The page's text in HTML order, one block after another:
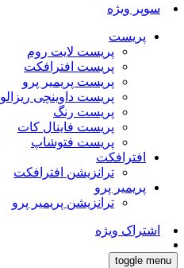
سوپر ویژه
پریست
پریست لایت روم
پریست افترافکت
پریست پریمیر پرو
پریست داوینچی ریزالو
پریست رنگ
پریست فاینال کات
پریست فتوشاپ
افترافکت
ترانزیشن افترافکت
پریمیر پرو
ترانزیشن پریمیر پرو
اشتراک ویژه
toggle menu